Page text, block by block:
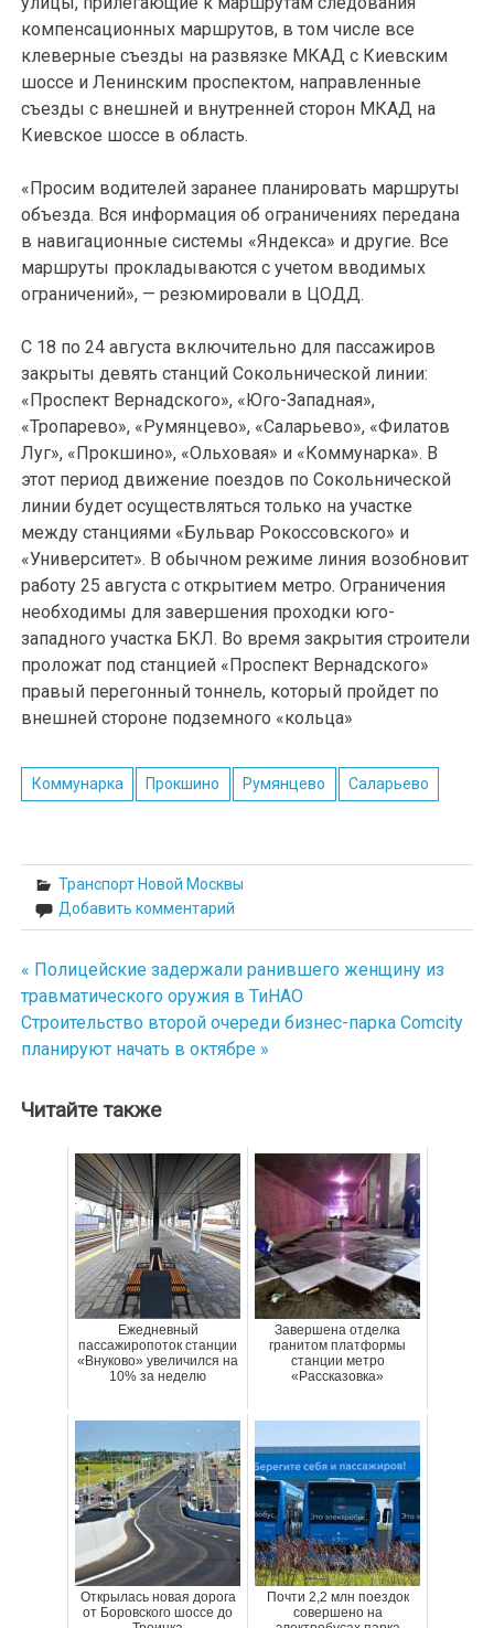
компенсационных маршрутов, в том числе все
клеверные съезды на развязке МКАД с Киевским
шоссе и Ленинским проспектом, направленные
съезды с внешней и внутренней сторон МКАД на
Киевское шоссе в область.
«Просим водителей заранее планировать маршруты
объезда. Вся информация об ограничениях передана
в навигационные системы «Яндекса» и другие. Все
маршруты прокладываются с учетом вводимых
ограничений», — резюмировали в ЦОДД.
С 18 по 24 августа включительно для пассажиров
закрыты девять станций Сокольнической линии:
«Проспект Вернадского», «Юго-Западная»,
«Тропарево», «Румянцево», «Саларьево», «Филатов
Луг», «Прокшино», «Ольховая» и «Коммунарка». В
этот период движение поездов по Сокольнической
линии будет осуществляться только на участке
между станциями «Бульвар Рокоссовского» и
«Университет». В обычном режиме линия возобновит
работу 25 августа с открытием метро. Ограничения
необходимы для завершения проходки юго-
западного участка БКЛ. Во время закрытия строители
проложат под станцией «Проспект Вернадского»
правый перегонный тоннель, который пройдет по
внешней стороне подземного «кольца»
Коммунарка Прокшино Румянцево Саларьево
Транспорт Новой Москвы
Добавить комментарий
Навигация
по
записям
« Полицейские задержали ранившего женщину из
травматического оружия в ТиНАО
Строительство второй очереди бизнес-парка Comcity
планируют начать в октябре »
Читайте также
Ежедневный
пассажиропоток станции
«Внуково» увеличился на
10% за неделю
Завершена отделка
гранитом платформы
станции метро
«Рассказовка»
Открылась новая дорога
от Боровского шоссе до
Почти 2,2 млн поездок
совершено на